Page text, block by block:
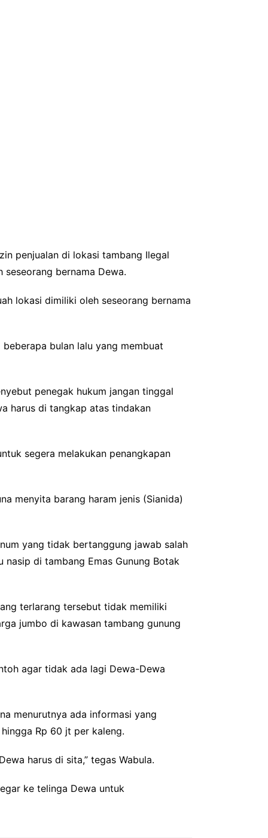
penjualan di lokasi tambang Ilegal
bernama Dewa.
lokasi dimiliki oleh seseorang bernama
bulan lalu yang membuat
penegak hukum jangan tinggal
harus di tangkap atas tindakan
segera melakukan penangkapan
menyita barang haram jenis (Sianida)
yang tidak bertanggung jawab salah
di tambang Emas Gunung Botak
terlarang tersebut tidak memiliki
jumbo di kawasan tambang gunung
agar tidak ada lagi Dewa-Dewa
menurutnya ada informasi yang
Rp 60 jt per kaleng.
harus di sita,” tegas Wabula.
ke telinga Dewa untuk